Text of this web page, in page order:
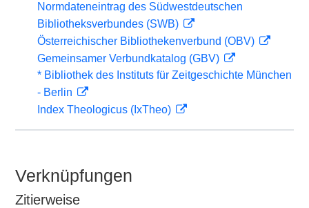
Normdateneintrag des Südwestdeutschen
Bibliotheksverbundes (SWB)
Österreichischer Bibliothekenverbund (OBV)
Gemeinsamer Verbundkatalog (GBV)
* Bibliothek des Instituts für Zeitgeschichte München
- Berlin
Index Theologicus (IxTheo)
Verknüpfungen
Zitierweise